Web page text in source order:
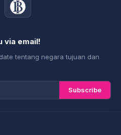
via email!
tentang negara tujuan dan
Subscribe